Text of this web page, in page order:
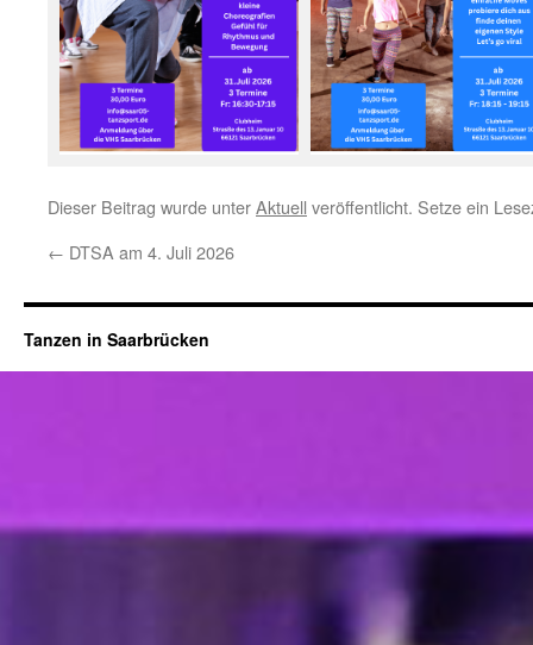
Dieser Beitrag wurde unterAktuell veröffentlicht. Setze ein
← DTSA am 4. Juli 2026
Tanzen in Saarbrücken